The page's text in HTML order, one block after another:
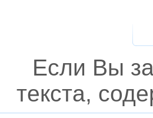
Если Вы
текста,